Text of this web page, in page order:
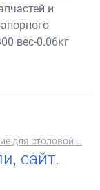
и
вес-0.06кг
для столовой...
сайт.